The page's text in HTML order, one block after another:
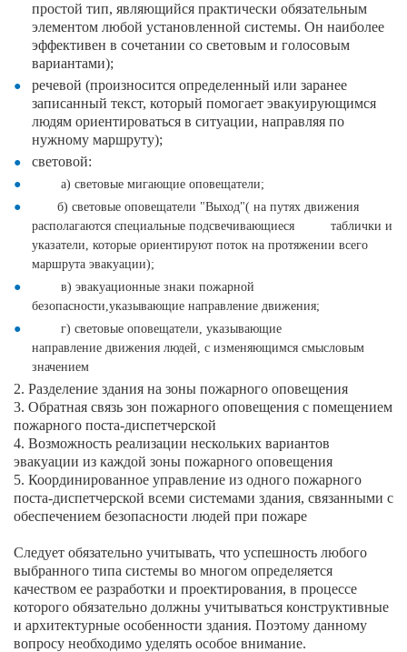
простой тип, являющийся практически обязательным
элементом любой установленной системы. Он наиболее
эффективен в сочетании со световым и голосовым
вариантами);
речевой (произносится определенный или заранее
записанный текст, который помогает эвакуирующимся
людям ориентироваться в ситуации, направляя по
нужному маршруту);
световой:
а) световые мигающие оповещатели;
б) световые оповещатели "Выход"( на путях движения
располагаются специальные подсвечивающиеся таблички и
указатели, которые ориентируют поток на протяжении всего
маршрута эвакуации);
в) эвакуационные знаки пожарной
безопасности,указывающие направление движения;
г) световые оповещатели, указывающие
направление движения людей, с изменяющимся смысловым
значением
2. Разделение здания на зоны пожарного оповещения
3. Обратная связь зон пожарного оповещения с помещением
пожарного поста-диспетчерской
4. Возможность реализации нескольких вариантов
эвакуации из каждой зоны пожарного оповещения
5. Координированное управление из одного пожарного
поста-диспетчерской всеми системами здания, связанными с
обеспечением безопасности людей при пожаре
Следует обязательно учитывать, что успешность любого
выбранного типа системы во многом определяется
качеством ее разработки и проектирования, в процессе
которого обязательно должны учитываться конструктивные
и архитектурные особенности здания. Поэтому данному
вопросу необходимо уделять особое внимание.